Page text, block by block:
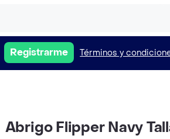
Registrarme Términos y
Abrigo Flipper Navy